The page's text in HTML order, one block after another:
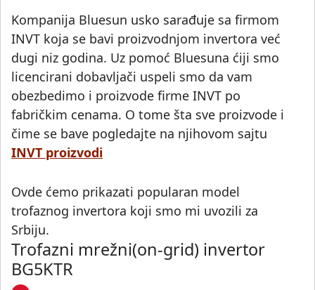
Kompanija Bluesun usko sarađuje sa firmom
INVT koja se bavi proizvodnjom invertora već
dugi niz godina. Uz pomoć Bluesuna ćiji smo
licencirani dobavljači uspeli smo da vam
obezbedimo i proizvode firme INVT po
fabričkim cenama. O tome šta sve proizvode i
čime se bave pogledajte na njihovom sajtu
INVT proizvodi
Ovde ćemo prikazati popularan model
trofaznog invertora koji smo mi uvozili za
Srbiju.
Trofazni mrežni(on-grid) invertor
BG5KTR